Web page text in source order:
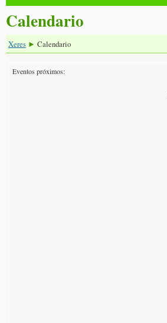
Calendario
Xeres ► Calendario
Eventos próximos: